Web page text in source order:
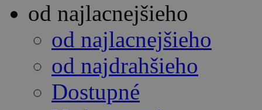
od najlacnejšieho
od najlacnejšieho
od najdrahšieho
Dostupné